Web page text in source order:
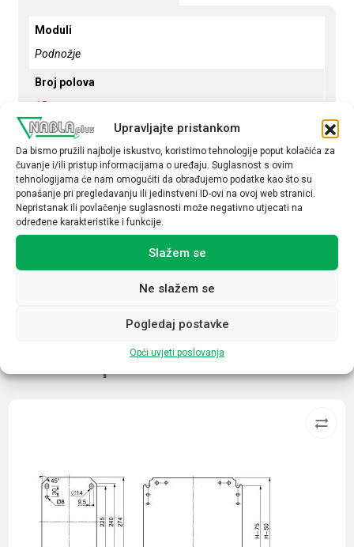
Upravljajte pristankom
Da bismo pružili najbolje iskustvo, koristimo tehnologije poput kolačića za
čuvanje i/ili pristup informacijama o uređaju. Suglasnost s ovim
tehnologijama će nam omogućiti da obrađujemo podatke kao što su
ponašanje pri pregledavanju ili jedinstveni ID-ovi na ovoj web stranici.
Nepristanak ili povlačenje suglasnosti može negativno utjecati na
određene karakteristike i funkcije.
Slažem se
Ne slažem se
Pogledaj postavke
Opći uvjeti poslovanja
Moduli
Podnožje
Broj polova
1P
Prekidna moć - kA
10/20
Tip
MCR
Daljinska indikacija